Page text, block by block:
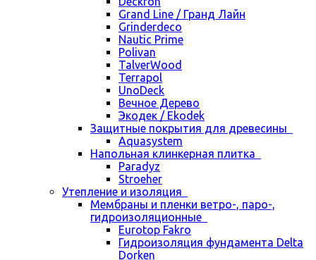
Grand Line / Гранд Лайн
Grinderdeco
Nautic Prime
Polivan
TalverWood
Terrapol
UnoDeck
Вечное Дерево
Экодек / Ekodek
Защитные покрытия для древесины
Aquasystem
Напольная клинкерная плитка
Paradyz
Stroeher
Утепление и изоляция
Мембраны и пленки ветро-, паро-,
гидроизоляционные
Eurotop Fakro
Гидроизоляция фундамента Delta
Dorken